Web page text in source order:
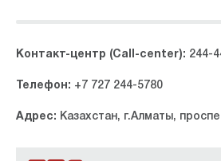
Контакт-центр (Call-center): 244-
Телефон: +7 727 244-5780
Адрес: Казахстан, г.Алматы,